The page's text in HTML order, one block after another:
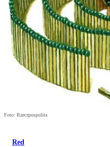
Foto: Rzeczpospolita
Red